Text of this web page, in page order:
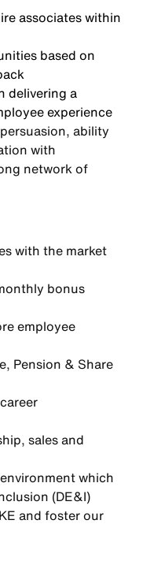
associates within
based on
delivering a
experience
ability
with
network of
with the market
bonus
employee
Pension & Share
sales and
which
(DE&I)
and foster our